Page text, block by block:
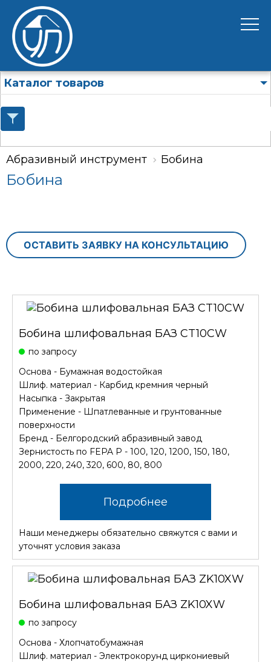
Каталог товаров
Абразивный инструмент Бобина
Бобина
ОСТАВИТЬ ЗАЯВКУ НА КОНСУЛЬТАЦИЮ
Бобина шлифовальная БАЗ CT10CW
по запросу
Основа - Бумажная водостойкая
Шлиф. материал - Карбид кремния черный
Насыпка - Закрытая
Применение - Шпатлеванные и грунтованные
поверхности
Бренд - Белгородский абразивный завод
Зернистость по FEPA P - 100, 120, 1200, 150, 180,
2000, 220, 240, 320, 600, 80, 800
Подробнее
Наши менеджеры обязательно свяжутся с вами и
уточнят условия заказа
Бобина шлифовальная БАЗ ZK10XW
по запросу
Основа - Хлопчатобумажная
Шлиф. материал - Электрокорунд циркониевый